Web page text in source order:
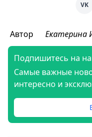
VK
Автор Екатерина
Подпишитесь на
Самые важные
интересно и